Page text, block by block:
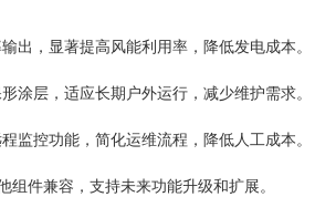
出，显著提高风能利用率，降低发电成本。
涂层，适应长期户外运行，减少维护需求。
监控功能，简化运维流程，降低人工成本。
组件兼容，支持未来功能升级和扩展。